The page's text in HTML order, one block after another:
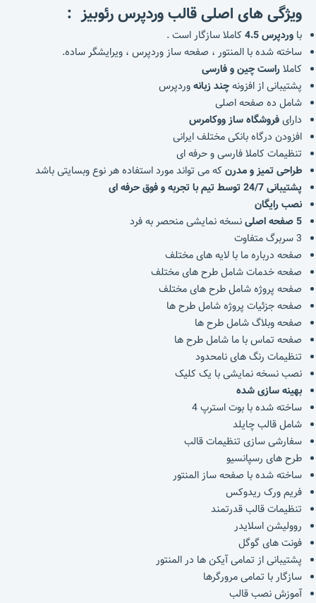
ویژگی های اصلی قالب وردپرس رئوبیز :
با وردپرس 4.5
کاملا سازگار است .
ساخته شده با المنتور ، صفحه ساز وردپرس ، ویرایشگر ساده.
کاملاراست چین و فارسی
پشتیبانی از افزونهچند زبانهوردپرس
شامل ده صفحه اصلی
دارایفروشگاه ساز ووکامرس
افزودن درگاه بانکی مختلف ایرانی
تنظیمات کاملا فارسی و حرفه ای
طراحی تمیز و مدرنکه می تواند مورد استفاده هر نوع وبسایتی باشد
پشتیبانی 24/7 توسط تیم با تجربه و فوق حرفه ای
نصب رایگان
5 صفحه اصلی
نسخه نمایشی منحصر به فرد
3 سربرگ متفاوت
صفحه درباره ما با لایه های مختلف
صفحه خدمات شامل طرح های مختلف
صفحه پروژه شامل طرح های مختلف
صفحه جزئیات پروژه شامل طرح ها
صفحه وبلاگ شامل طرح ها
صفحه تماس با ما شامل طرح ها
تنظیمات رنگ های نامحدود
نصب نسخه نمایشی با یک کلیک
بهینه سازی شده
ساخته شده با بوت استرپ 4
شامل قالب چایلد
سفارشی سازی تنظیمات قالب
طرح های رسپانسیو
ساخته شده با صفحه ساز المنتور
فریم ورک ریدوکس
تنظیمات قالب قدرتمند
روولیشن اسلایدر
فونت های گوگل
پشتیبانی از تمامی آیکن ها در المنتور
سازگار با تمامی مرورگرها
آموزش نصب قالب